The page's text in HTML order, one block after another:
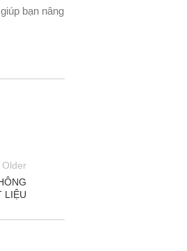
bạn nâng
Older
LIỆU